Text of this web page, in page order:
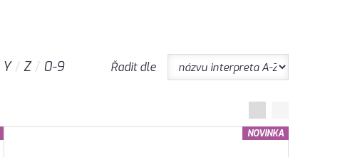
Y Z 0-9 Řadit dle
NOVINKA